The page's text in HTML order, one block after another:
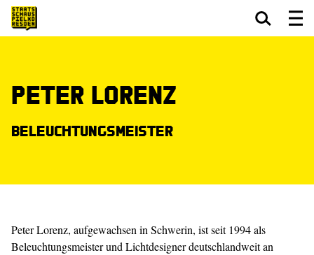
Peter Lorenz
Beleuchtungsmeister
Peter Lorenz, aufgewachsen in Schwerin, ist seit 1994 als
Beleuchtungsmeister und Lichtdesigner deutschlandweit an